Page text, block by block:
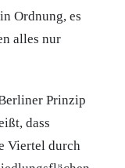
Ordnung, es
alles nur
Prinzip
dass
Viertel durch